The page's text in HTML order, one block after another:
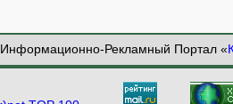
Информационно-Рекламный Портал «